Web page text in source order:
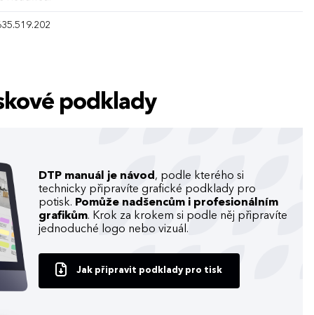
podklady
DTP manuál je návod , podle kterého si
technicky připravíte grafické podklady pro
potisk. Pomůže nadšencům i profesionálním
grafikům. Krok za krokem si podle něj připravíte
jednoduché logo nebo vizuál.
Jak připravit podklady pro tisk